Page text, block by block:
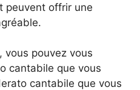
peuvent offrir une
vous pouvez vous
cantabile que vous
cantabile que vous